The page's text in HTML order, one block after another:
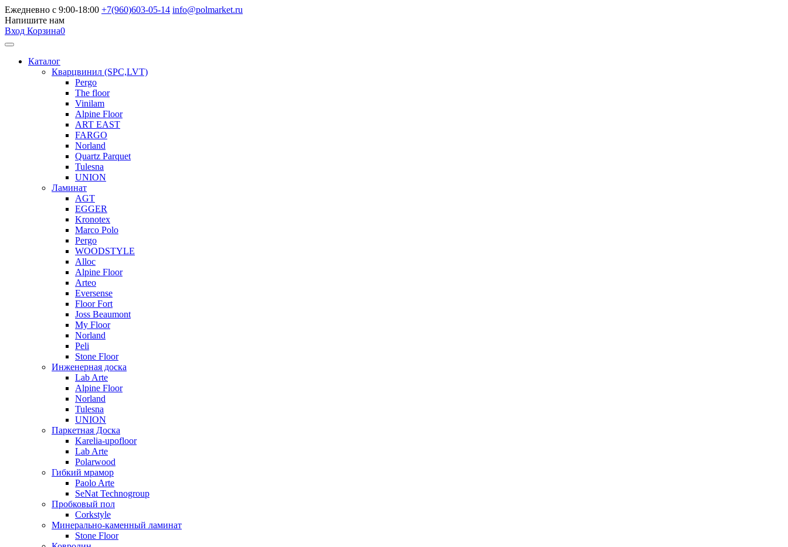
Ежедневно с 9:00-18:00 +7(960)603-05-14 info@polmarket.ru
Напишите нам
Вход Корзина0
Каталог
Кварцвинил (SPC,LVT)
Pergo
The floor
Vinilam
Alpine Floor
ART EAST
FARGO
Norland
Quartz Parquet
Tulesna
UNION
Ламинат
AGT
EGGER
Kronotex
Marco Polo
Pergo
WOODSTYLE
Alloc
Alpine Floor
Arteo
Eversense
Floor Fort
Joss Beaumont
My Floor
Norland
Peli
Stone Floor
Инженерная доска
Lab Arte
Alpine Floor
Norland
Tulesna
UNION
Паркетная Доска
Karelia-upofloor
Lab Arte
Polarwood
Гибкий мрамор
Paolo Arte
SeNat Technogroup
Пробковый пол
Corkstyle
Минерально-каменный ламинат
Stone Floor